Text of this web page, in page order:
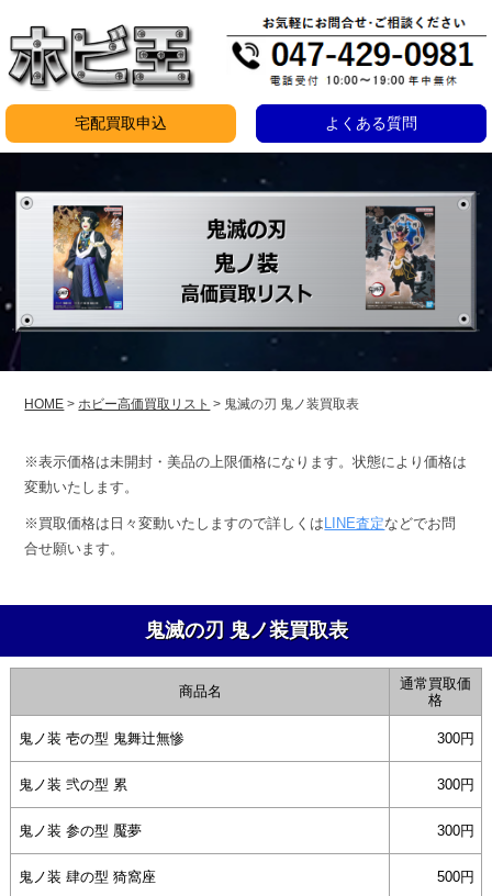
ン
テ
ン
ツ
プ
宅配買取申込 よくある質問
滅
刃
鬼
ノ
装
取
2026
7
by
anze@tecolab.co.jp
HOME >ホビー高価買取リスト > 鬼滅の刃 鬼ノ装買取表
※表示価格は未開封・美品の上限価格になります。状態により価格は
変動いたします。
※買取価格は日々変動いたしますので詳しくは LINE査定などでお問
合せ願います。
鬼滅の刃 鬼ノ装買取表
商品名
通常買取価
格
鬼ノ装 壱の型 鬼舞辻無惨 300
鬼ノ装 弐の型 累 300
鬼ノ装 参の型 魘夢 300
鬼ノ装 肆の型 猗窩座 500